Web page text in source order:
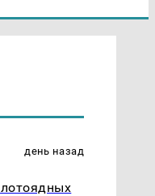
день назад